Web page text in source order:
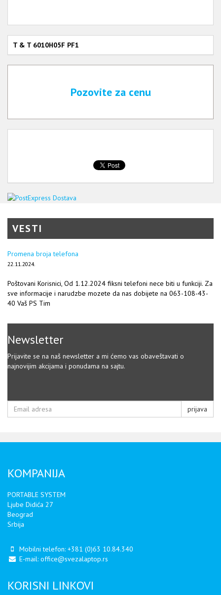
T & T 6010H05F PF1
Pozovite za cenu
VESTI
Promena broja telefona
22.11.2024.
Poštovani Korisnici, Od 1.12.2024 fiksni telefoni nece biti u funkciji. Za
sve informacije i narudzbe mozete da nas dobijete na 063-108-43-
40 Vaš PS Tim
Newsletter
Prijavite se na naš newsletter a mi ćemo vas obaveštavati o
najnovijim akcijama i ponudama na sajtu.
prijava
KOMPANIJA
PORTABLE SYSTEM
Ljube Didića 27
Beograd
Srbija
Mobilni telefon: +381 (0)63 10.84.340
E-mail: office@svezalaptop.rs
KORISNI LINKOVI